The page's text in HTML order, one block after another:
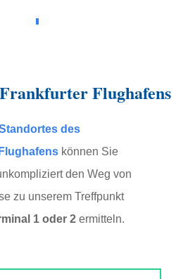
Flughafens
des
können Sie
den Weg von
zu unserem Treffpunkt
1 oder 2 ermitteln.